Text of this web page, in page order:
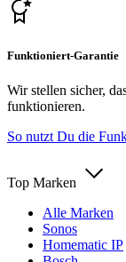
Funktioniert-Garantie
Wir stellen sicher,
funktionieren.
So nutzt Du die
Top Marken
Alle Marken
Sonos
Homematic IP